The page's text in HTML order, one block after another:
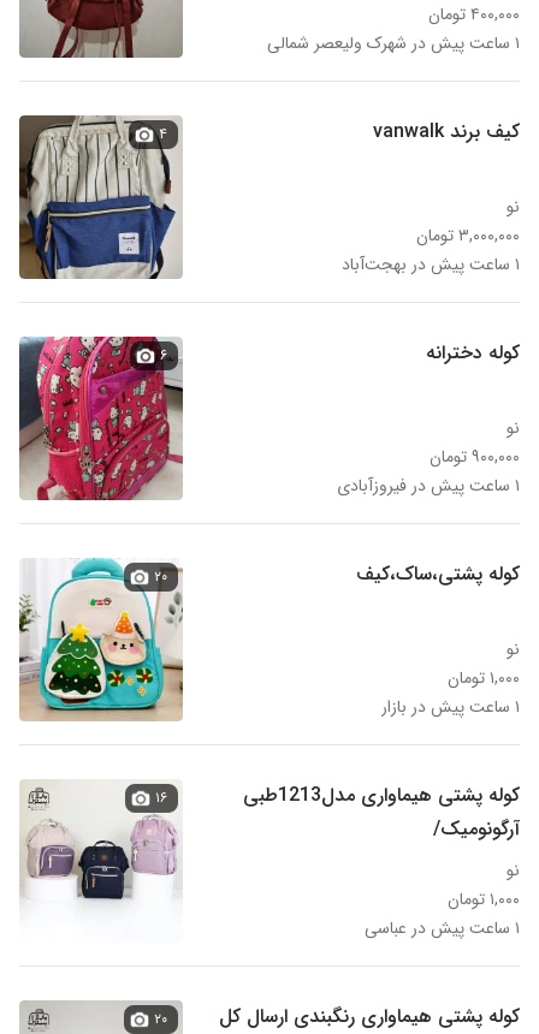
۴۰۰,۰۰۰ تومان
۱ ساعت پیش در شهرک ولیعصر شمالی
کیف برند vanwalk
نو
۳,۰۰۰,۰۰۰ تومان
۱ ساعت پیش در بهجت‌آباد
۴
کوله دخترانه
نو
۹۰۰,۰۰۰ تومان
۱ ساعت پیش در فیروزآبادی
۶
کوله پشتی،ساک،کیف
نو
۱,۰۰۰ تومان
۱ ساعت پیش در بازار
۲۰
کوله پشتی هیماواری مدل1213طبی
آرگونومیک/
نو
۱,۰۰۰ تومان
۱ ساعت پیش در عباسی
۱۶
کوله پشتی هیماواری رنگبندی ارسال کل
۲۰